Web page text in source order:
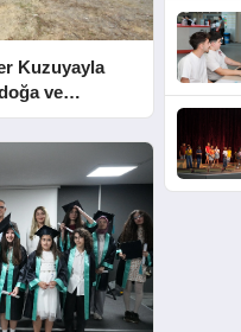
Kuzuyayla
ve